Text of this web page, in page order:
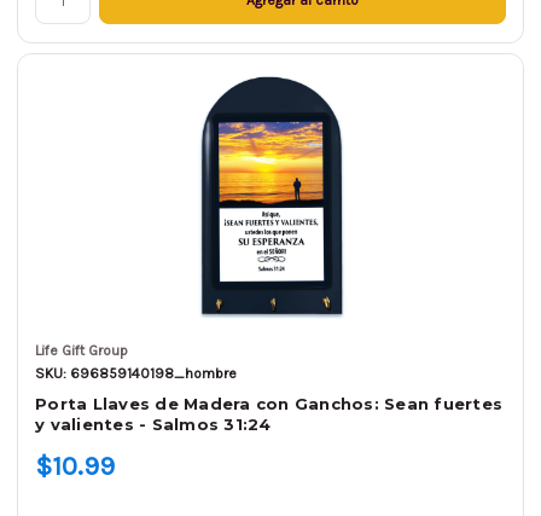
Life Gift Group
SKU: 696859140198_hombre
Porta Llaves de Madera con Ganchos: Sean fuertes
y valientes - Salmos 31:24
$10.99